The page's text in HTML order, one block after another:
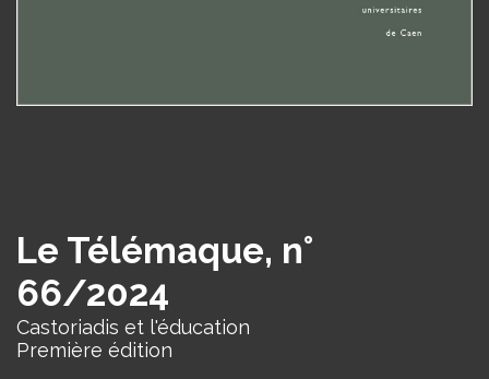
Le Télémaque, n°
66/2024
Castoriadis et l'éducation
Première édition